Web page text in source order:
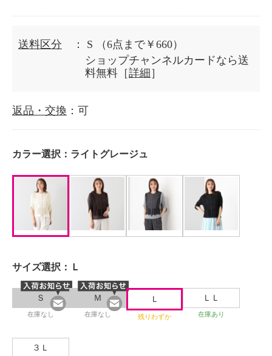
送料区分 ： S
（6点まで￥660）
ショップチャンネルカードなら送
料無料［詳細 ］
返品・交換 ：可
カラー選択： ライトグレージュ
サイズ選択： Ｌ
Ｓ
在庫なし
Ｍ
在庫なし
Ｌ
残りわずか
ＬＬ
在庫あり
３Ｌ